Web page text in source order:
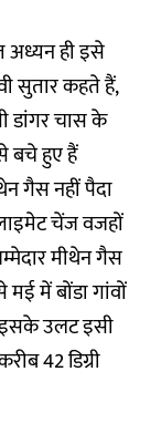
अध्यन ही इसे
सुतार कहते हैं,
डांगर चासके
बचे हुए हैं
गैस नहीं पैदा
चेंज वजहों
मीथेन गैस
में बोंडा गांवों
इसके उलट इसी
42 डिग्री